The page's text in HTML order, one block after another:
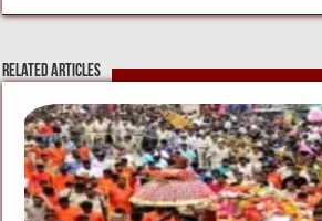
c
e
b
o
o
k
it
te
r
C
h
at
ai
l
ss
e
n
g
er
at
s
A
p
p
Related Articles